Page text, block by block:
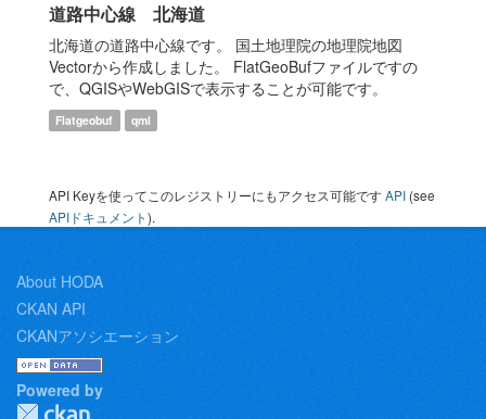
道路中心線 北海道
北海道の道路中心線です。 国土地理院の地理院地図
Vectorから作成しました。 FlatGeoBufファイルですの
で、QGISやWebGISで表示することが可能です。
Flatgeobuf qml
API Keyを使ってこのレジストリーにもアクセス可能ですAPI (see
APIドキュメント).
About HODA
CKAN API
CKANアソシエーション
Powered by